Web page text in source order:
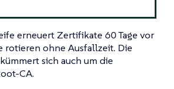
erneuert Zertifikate 60 Tage vor
rotieren ohne Ausfallzeit. Die
sich auch um die
CA.